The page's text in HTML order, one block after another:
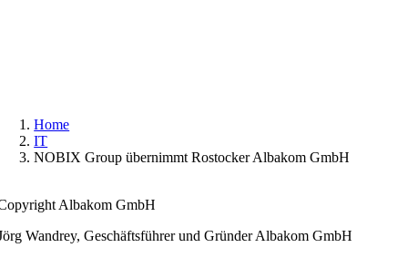
Home
IT
NOBIX Group übernimmt Rostocker Albakom GmbH
Albakom GmbH
Wandrey, Geschäftsführer und Gründer Albakom GmbH